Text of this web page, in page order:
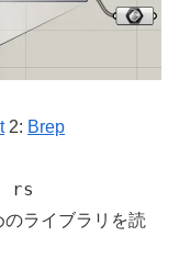
2: Brep
rs
ライブラリを読